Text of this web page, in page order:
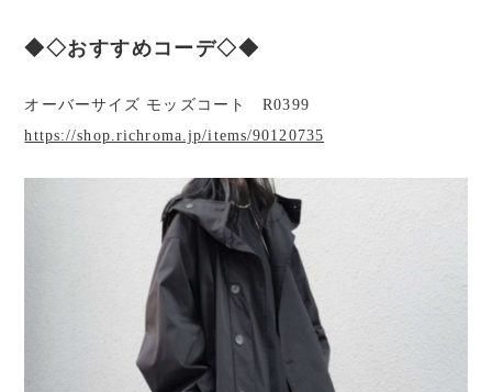
◆◇おすすめコーデ◇◆
オーバーサイズ モッズコート R0399
https://shop.richroma.jp/items/90120735